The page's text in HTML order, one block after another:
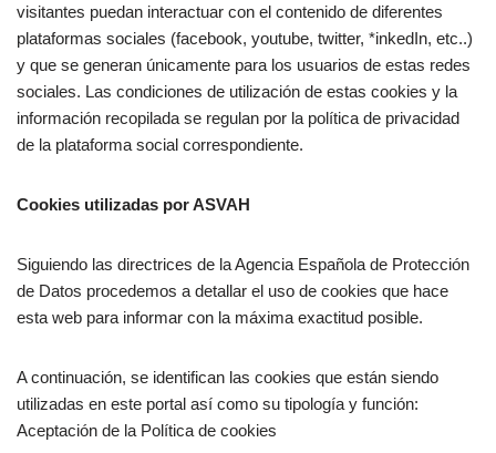
visitantes puedan interactuar con el contenido de diferentes
plataformas sociales (facebook, youtube, twitter, *inkedIn, etc..)
y que se generan únicamente para los usuarios de estas redes
sociales. Las condiciones de utilización de estas cookies y la
información recopilada se regulan por la política de privacidad
de la plataforma social correspondiente.
Cookies utilizadas por ASVAH
Siguiendo las directrices de la Agencia Española de Protección
de Datos procedemos a detallar el uso de cookies que hace
esta web para informar con la máxima exactitud posible.
A continuación, se identifican las cookies que están siendo
utilizadas en este portal así como su tipología y función:
Aceptación de la Política de cookies